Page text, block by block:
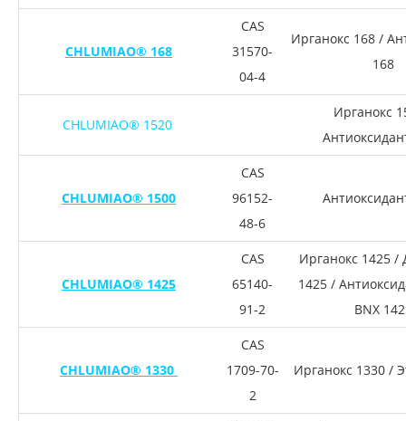
CHLUMIAO® 168
CAS
31570-
04-4
Ирганокс 168 /
168
CHLUMIAO® 1520
Ирганокс
CHLUMIAO® 1500
CAS
96152-
48-6
CHLUMIAO® 1425
CAS
65140-
91-2
Ирганокс 1425 /
1425 /
BNX
CHLUMIAO® 1330
CAS
1709-70-
2
Ирганокс 1330 /